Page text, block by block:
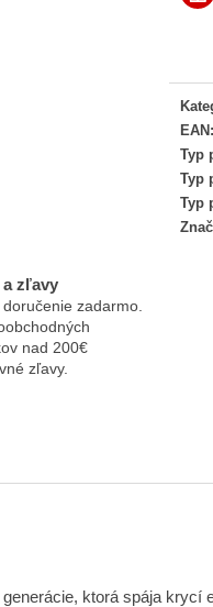
EAN:
Typ
Typ
Typ
zľavy
zadarmo.
nad 200€
zľavy.
ktorá spája